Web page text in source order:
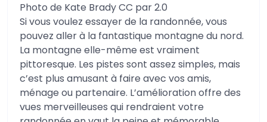
Photo de Kate Brady CC par 2.0
Si vous voulez essayer de la randonnée, vous
pouvez aller à la fantastique montagne du nord.
La montagne elle-même est vraiment
pittoresque. Les pistes sont assez simples, mais
c’est plus amusant à faire avec vos amis,
ménage ou partenaire. L’amélioration offre des
vues merveilleuses qui rendraient votre